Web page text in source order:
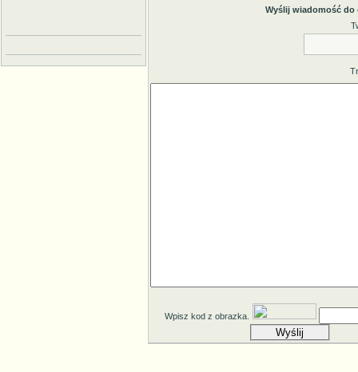
Wyślij wiadomość
Wpisz kod z obrazka.